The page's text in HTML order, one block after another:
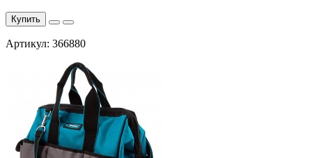
Купить
Артикул: 366880